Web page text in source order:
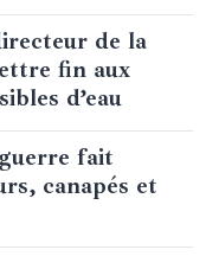
de la
fin aux
d’eau
fait
canapés et